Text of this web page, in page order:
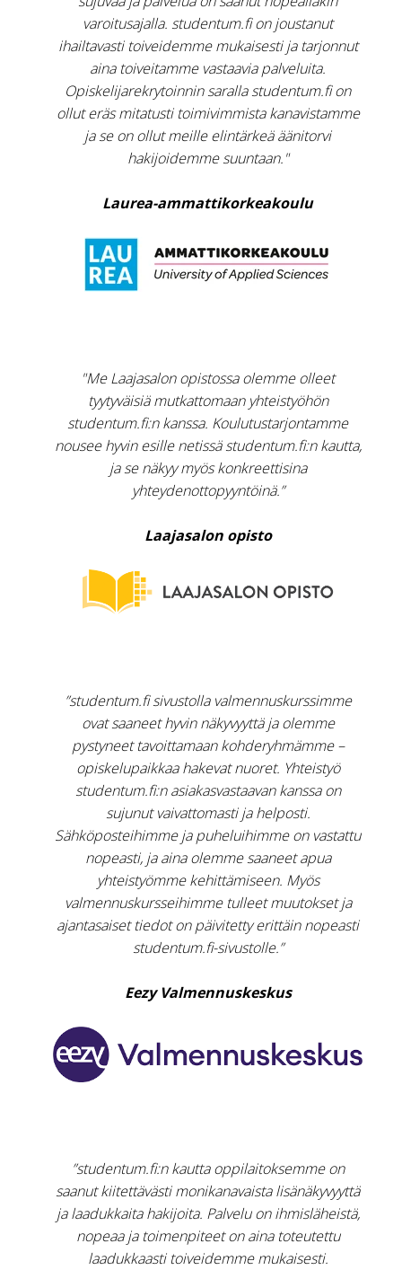
varoitusajalla. studentum.fi on joustanut
ihailtavasti toiveidemme mukaisesti ja tarjonnut
aina toiveitamme vastaavia palveluita.
Opiskelijarekrytoinnin saralla studentum.fi on
ollut eräs mitatusti toimivimmista kanavistamme
ja se on ollut meille elintärkeä äänitorvi
hakijoidemme suuntaan."
Laurea-ammattikorkeakoulu
"Me Laajasalon opistossa olemme olleet
tyytyväisiä mutkattomaan yhteistyöhön
studentum.fi:n kanssa. Koulutustarjontamme
nousee hyvin esille netissä studentum.fi:n kautta,
ja se näkyy myös konkreettisina
yhteydenottopyyntöinä.”
Laajasalon opisto
”studentum.fi sivustolla valmennuskurssimme
ovat saaneet hyvin näkyvyyttä ja olemme
pystyneet tavoittamaan kohderyhmämme –
opiskelupaikkaa hakevat nuoret. Yhteistyö
studentum.fi:n asiakasvastaavan kanssa on
sujunut vaivattomasti ja helposti.
Sähköposteihimme ja puheluihimme on vastattu
nopeasti, ja aina olemme saaneet apua
yhteistyömme kehittämiseen. Myös
valmennuskursseihimme tulleet muutokset ja
ajantasaiset tiedot on päivitetty erittäin nopeasti
studentum.fi-sivustolle.”
Eezy Valmennuskeskus
”studentum.fi:n kautta oppilaitoksemme on
saanut kiitettävästi monikanavaista lisänäkyvyyttä
ja laadukkaita hakijoita. Palvelu on ihmisläheistä,
nopeaa ja toimenpiteet on aina toteutettu
laadukkaasti toiveidemme mukaisesti.